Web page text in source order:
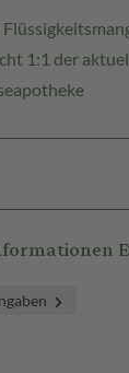
1:1 der